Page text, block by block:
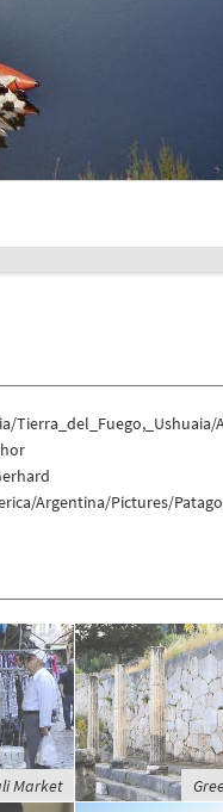
Argentina/Pictures/
Market